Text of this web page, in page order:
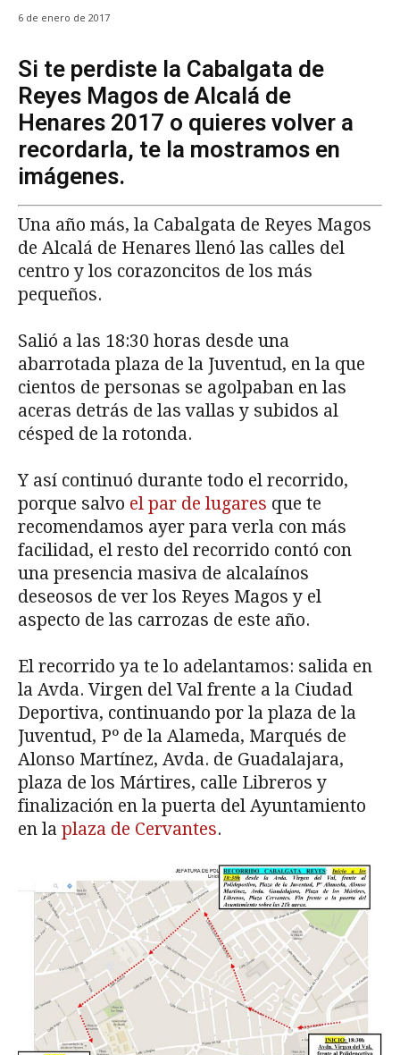
6 de enero de 2017
Si te perdiste la Cabalgata de
Reyes Magos de Alcalá de
Henares 2017 o quieres volver a
recordarla, te la mostramos en
imágenes.
Una año más, la Cabalgata de Reyes Magos
de Alcalá de Henares llenó las calles del
centro y los corazoncitos de los más
pequeños.
Salió a las 18:30 horas desde una
abarrotada plaza de la Juventud, en la que
cientos de personas se agolpaban en las
aceras detrás de las vallas y subidos al
césped de la rotonda.
Y así continuó durante todo el recorrido,
porque salvo el par de lugares que te
recomendamos ayer para verla con más
facilidad, el resto del recorrido contó con
una presencia masiva de alcalaínos
deseosos de ver los Reyes Magos y el
aspecto de las carrozas de este año.
El recorrido ya te lo adelantamos: salida en
la Avda. Virgen del Val frente a la Ciudad
Deportiva, continuando por la plaza de la
Juventud, Pº de la Alameda, Marqués de
Alonso Martínez, Avda. de Guadalajara,
plaza de los Mártires, calle Libreros y
finalización en la puerta del Ayuntamiento
en la plaza de Cervantes.